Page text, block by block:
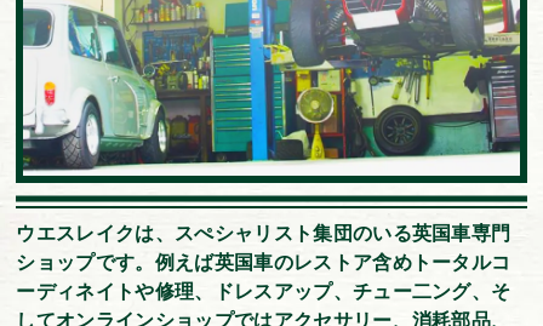
ウエスレイクは、スぺシャリスト集団のいる英国車専門
ショップです。例えば英国車のレストア含めトータルコ
ーディネイトや修理、ドレスアップ、チュー二ング、そ
してオンラインショップではアクセサリー、消耗部品、